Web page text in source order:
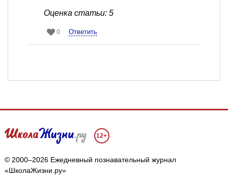
Оценка статьи: 5
0 Ответить
12+
© 2000–2026 Ежедневный познавательный журнал
«ШколаЖизни.ру»